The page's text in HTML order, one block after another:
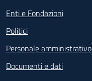
Enti e Fondazioni
Politici
Personale amministrativo
Documenti e dati